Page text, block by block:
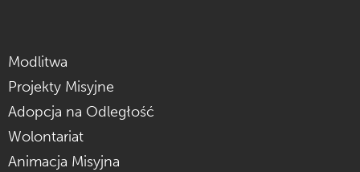
Modlitwa
Projekty Misyjne
Adopcja na Odległość
Wolontariat
Animacja Misyjna